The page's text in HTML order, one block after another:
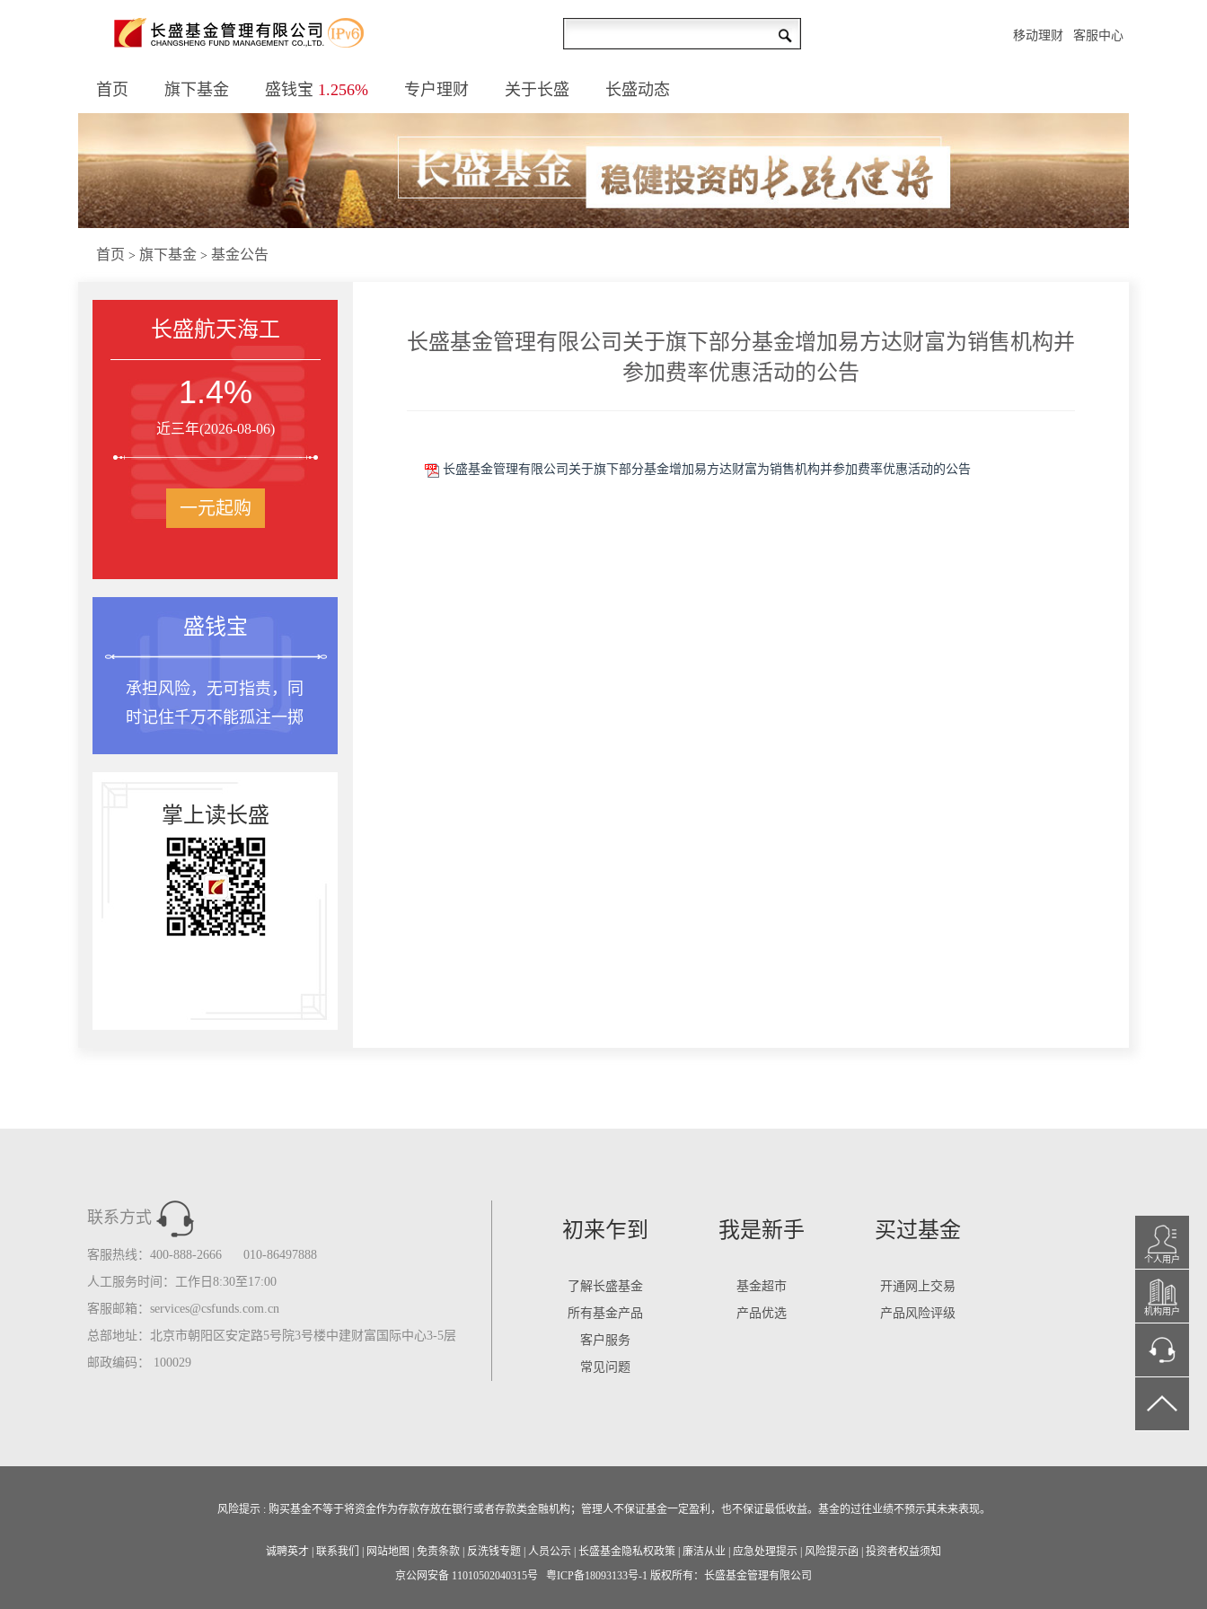
移动理财 客服中心
首页 旗下基金 盛钱宝 1.256% 专户理财 关于长盛 长盛动态
首页 > 旗下基金 > 基金公告
长盛航天海工
1.4%
近三年(2026-08-06)
一元起购
盛钱宝
承担风险，无可指责，同
时记住千万不能孤注一掷
掌上读长盛
长盛基金管理有限公司关于旗下部分基金增加易方达财富为销售机构并
参加费率优惠活动的公告
长盛基金管理有限公司关于旗下部分基金增加易方达财富为销售机构并参加费率优惠活动的公告
联系方式
客服热线：400-888-2666 010-86497888
人工服务时间：工作日8:30至17:00
客服邮箱：services@csfunds.com.cn
总部地址：北京市朝阳区安定路5号院3号楼中建财富国际中心3-5层
邮政编码： 100029
初来乍到
了解长盛基金
所有基金产品
客户服务
常见问题
我是新手
基金超市
产品优选
买过基金
开通网上交易
产品风险评级
风险提示 : 购买基金不等于将资金作为存款存放在银行或者存款类金融机构；管理人不保证基金一定盈利，也不保证最低收益。基金的过往业绩不预示其未来表现。
诚聘英才 联系我们 网站地图 免责条款 反洗钱专题 人员公示 长盛基金隐私权政策 廉洁从业 应急处理提示 风险提示函
投资者权益须知
京公网安备 11010502040315号
粤ICP备18093133号-1 版权所有：长盛基金管理有限公司
个人用户
机构用户